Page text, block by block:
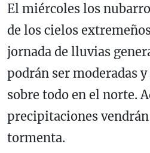
El miércoles los
de los cielos
jornada de lluvias
podrán ser moderadas
sobre todo en el norte.
precipitaciones vendrán
tormenta.